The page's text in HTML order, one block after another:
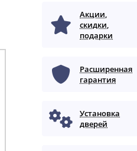
Акции,
скидки,
подарки
Расширенная
гарантия
Установка
дверей